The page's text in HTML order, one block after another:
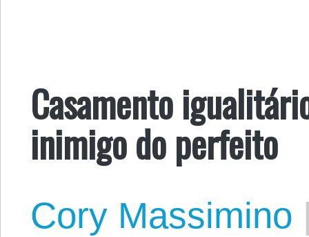
Casamento
inimigo do perfeito
Cory Massimino